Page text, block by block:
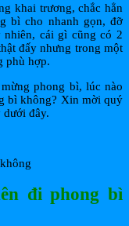
khai trương, chắc hẳn
bì cho nhanh gọn, đỡ
nhiên, cái gì cũng có 2
đấy nhưng trong một
phù hợp.
phong bì, lúc nào
bì không? Xin mời quý
dưới đây.
đi phong bì